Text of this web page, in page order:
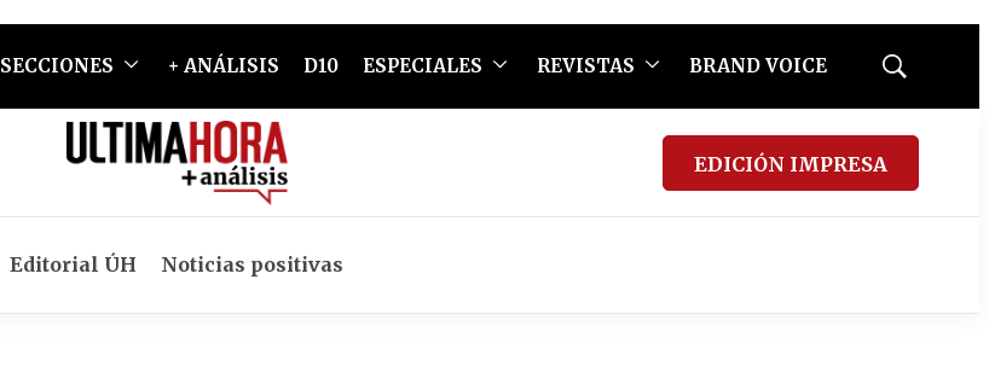
SECCIONES + ANÁLISIS D10 ESPECIALES REVISTAS BRAND VOICE
Mostrar
EDICIÓN IMPRESA
Editorial ÚH Noticias positivas